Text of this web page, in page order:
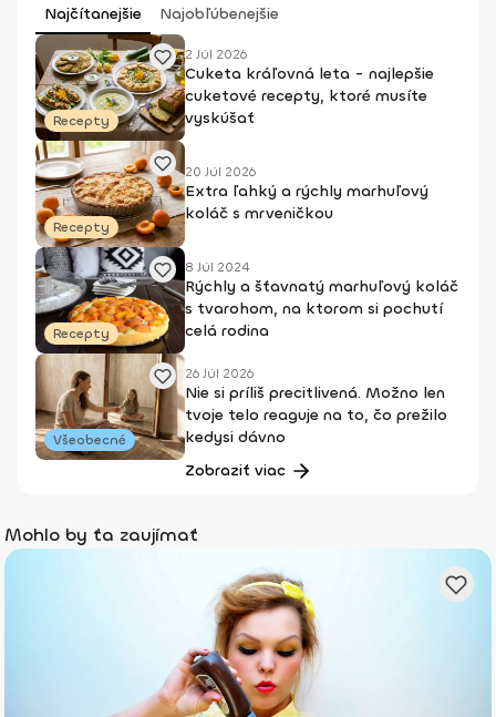
Najčítanejšie Najobľúbenejšie
Recepty
2 Júl 2026
Cuketa kráľovná leta - najlepšie
cuketové recepty, ktoré musíte
vyskúšať
Recepty
20 Júl 2026
Extra ľahký a rýchly marhuľový
koláč s mrveničkou
Recepty
8 Júl 2024
Rýchly a šťavnatý marhuľový koláč
s tvarohom, na ktorom si pochutí
celá rodina
Všeobecné
26 Júl 2026
Nie si príliš precitlivená. Možno len
tvoje telo reaguje na to, čo prežilo
kedysi dávno
Zobraziť viac
Mohlo by ťa zaujímať